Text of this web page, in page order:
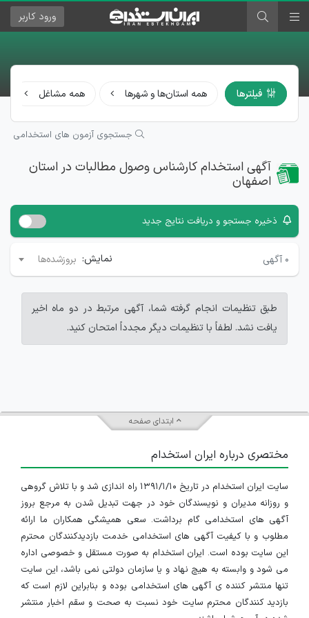
ورود کاربر
فیلترها همه استان‌ها و شهرها همه مشاغل
جستجوی آزمون های استخدامی
آگهی استخدام کارشناس وصول مطالبات در استان
اصفهان
ذخیره جستجو و دریافت نتایج جدید
۰ آگهی نمایش: بروزشده‌ها
طبق تنظیمات انجام گرفته شما، آگهی مرتبط در دو ماه اخیر
یافت نشد. لطفاً با تنظیمات دیگر مجدداً امتحان کنید.
ابتدای صفحه
مختصری درباره ایران استخدام
سایت ایران استخدام در تاریخ ۱۳۹۱/۱/۱۰ راه اندازی شد و با تلاش گروهی
و روزانه مدیران و نویسندگان خود در جهت تبدیل شدن به مرجع بروز
آگهی های استخدامی گام برداشت. سعی همیشگی همکاران ما ارائه
مطلوب و با کیفیت آگهی های استخدامی خدمت بازدیدکنندگان محترم
این سایت بوده است. ایران استخدام به صورت مستقل و خصوصی اداره
می شود و وابسته به هیچ نهاد و یا سازمان دولتی نمی باشد، این سایت
تنها منتشر کننده ی آگهی های استخدامی بوده و بنابراین لازم است که
بازدید کنندگان محترم سایت خود نسبت به صحت و سقم اخبار منتشر